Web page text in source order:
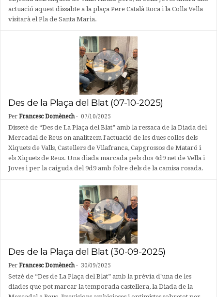
actuació aquest dissabte a la plaça Pere Català Roca i la Colla Vella
visitarà el Pla de Santa Maria.
Des de la Plaça del Blat (07-10-2025)
Per Francesc Domènech- 07/10/2025
Dissetè de “Des de La Plaça del Blat” amb la ressaca de la Diada del
Mercadal de Reus on analitzem l'actuació de les dues colles dels
Xiquets de Valls, Castellers de Vilafranca, Capgrossos de Mataró i
els Xiquets de Reus. Una diada marcada pels dos 4d9 net de Vella i
Joves i per la caiguda del 9d9 amb folre dels de la camisa rosada.
Des de la Plaça del Blat (30-09-2025)
Per Francesc Domènech- 30/09/2025
Setzè de “Des de La Plaça del Blat” amb la prèvia d'una de les
diades que pot marcar la temporada castellera, la Diada de la